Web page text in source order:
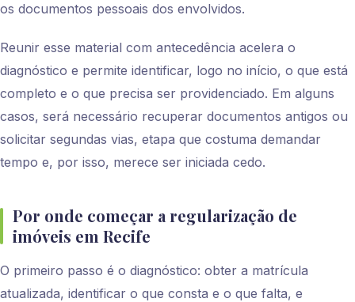
os documentos pessoais dos envolvidos.
Reunir esse material com antecedência acelera o
diagnóstico e permite identificar, logo no início, o que está
completo e o que precisa ser providenciado. Em alguns
casos, será necessário recuperar documentos antigos ou
solicitar segundas vias, etapa que costuma demandar
tempo e, por isso, merece ser iniciada cedo.
Por onde começar a regularização de
imóveis em Recife
O primeiro passo é o diagnóstico: obter a matrícula
atualizada, identificar o que consta e o que falta, e